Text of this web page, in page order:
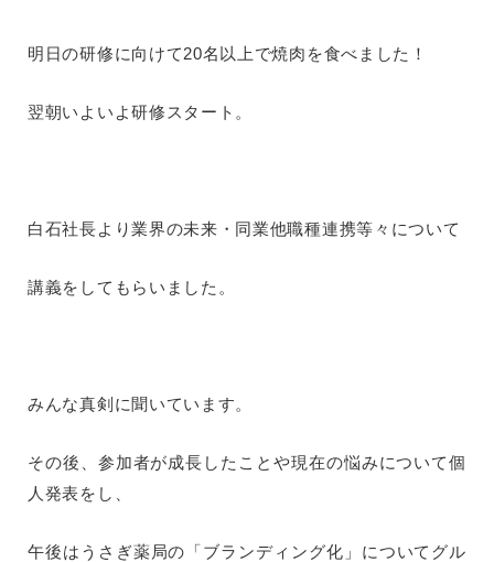
明日の研修に向けて20名以上で焼肉を食べました！
翌朝いよいよ研修スタート。
白石社長より業界の未来・同業他職種連携等々について
講義をしてもらいました。
みんな真剣に聞いています。
その後、参加者が成長したことや現在の悩みについて個
人発表をし、
午後はうさぎ薬局の「ブランディング化」についてグル